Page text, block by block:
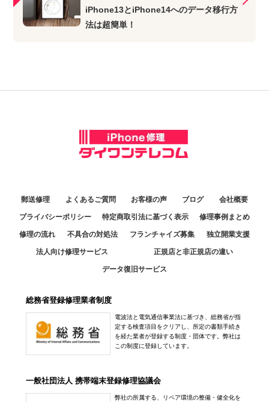
iPhone13とiPhone14へのデータ移行方
法は超簡単！
郵送修理 よくあるご質問 お客様の声 ブログ 会社概要
プライバシーポリシー 特定商取引法に基づく表示 修理事例まとめ
修理の流れ 不具合の対処法 フランチャイズ募集 独立開業支援
法人向け修理サービス 正規店と非正規店の違い
データ復旧サービス
総務省登録修理業者制度
電波法と電気通信事業法に基づき、総務省が指
定する検査項目をクリアし、所定の書類手続き
を経た業者が登録する制度・団体です。弊社は
この制度に登録しています。
一般社団法人 携帯端末登録修理協議会
弊社の所属する、リペア環境の整備・健全化を